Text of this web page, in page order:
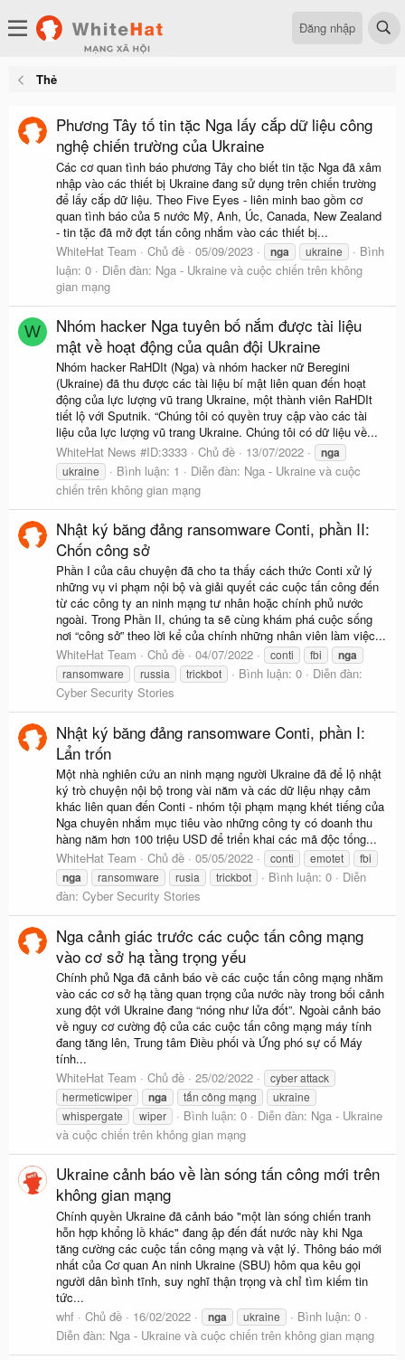
Đăng nhập
Thẻ
Phương Tây tố tin tặc Nga lấy cắp dữ liệu công
nghệ chiến trường của Ukraine
Các cơ quan tình báo phương Tây cho biết tin tặc Nga đã xâm
nhập vào các thiết bị Ukraine đang sử dụng trên chiến trường
để lấy cắp dữ liệu. Theo Five Eyes - liên minh bao gồm cơ
quan tình báo của 5 nước Mỹ, Anh, Úc, Canada, New Zealand
- tin tặc đã mở đợt tấn công nhắm vào các thiết bị...
WhiteHat Team
Chủ đề 05/09/2023 nga ukraine
Bình
luận: 0
Diễn đàn: Nga - Ukraine và cuộc chiến trên không
gian mạng
W
Nhóm hacker Nga tuyên bố nắm được tài liệu
mật về hoạt động của quân đội Ukraine
Nhóm hacker RaHDIt (Nga) và nhóm hacker nữ Beregini
(Ukraine) đã thu được các tài liệu bí mật liên quan đến hoạt
động của lực lượng vũ trang Ukraine, một thành viên RaHDIt
tiết lộ với Sputnik. “Chúng tôi có quyền truy cập vào các tài
liệu của lực lượng vũ trang Ukraine. Chúng tôi có dữ liệu về...
WhiteHat News #ID:3333
Chủ đề 13/07/2022 nga
ukraine Bình luận: 1 Diễn đàn: Nga - Ukraine và cuộc
chiến trên không gian mạng
Nhật ký băng đảng ransomware Conti, phần II:
Chốn công sở
Phần I của câu chuyện đã cho ta thấy cách thức Conti xử lý
những vụ vi phạm nội bộ và giải quyết các cuộc tấn công đến
từ các công ty an ninh mạng tư nhân hoặc chính phủ nước
ngoài. Trong Phần II, chúng ta sẽ cùng khám phá cuộc sống
nơi “công sở” theo lời kể của chính những nhân viên làm việc...
WhiteHat Team
Chủ đề 04/07/2022 conti fbi nga
ransomware russia trickbot Bình luận: 0
Diễn đàn:
Cyber Security Stories
Nhật ký băng đảng ransomware Conti, phần I:
Lẩn trốn
Một nhà nghiên cứu an ninh mạng người Ukraine đã để lộ nhật
ký trò chuyện nội bộ trong vài năm và các dữ liệu nhạy cảm
khác liên quan đến Conti - nhóm tội phạm mạng khét tiếng của
Nga chuyên nhắm mục tiêu vào những công ty có doanh thu
hàng năm hơn 100 triệu USD để triển khai các mã độc tống...
WhiteHat Team
Chủ đề 05/05/2022 conti emotet fbi
nga ransomware rusia trickbot Bình luận: 0
Diễn
đàn: Cyber Security Stories
Nga cảnh giác trước các cuộc tấn công mạng
vào cơ sở hạ tầng trọng yếu
Chính phủ Nga đã cảnh báo về các cuộc tấn công mạng nhằm
vào các cơ sở hạ tầng quan trọng của nước này trong bối cảnh
xung đột với Ukraine đang “nóng như lửa đốt”. Ngoài cảnh báo
về nguy cơ cường độ của các cuộc tấn công mạng máy tính
đang tăng lên, Trung tâm Điều phối và Ứng phó sự cố Máy
tính...
WhiteHat Team
Chủ đề 25/02/2022
cyber attack
hermeticwiper
nga tấn công mạng
ukraine
whispergate
wiper Bình luận: 0 Diễn đàn: Nga - Ukraine
và cuộc chiến trên không gian mạng
Ukraine cảnh báo về làn sóng tấn công mới trên
không gian mạng
Chính quyền Ukraine đã cảnh báo "một làn sóng chiến tranh
hỗn hợp khổng lồ khác" đang ập đến đất nước này khi Nga
tăng cường các cuộc tấn công mạng và vật lý. Thông báo mới
nhất của Cơ quan An ninh Ukraine (SBU) hôm qua kêu gọi
người dân bình tĩnh, suy nghĩ thận trọng và chỉ tìm kiếm tin
tức...
whf
Chủ đề 16/02/2022 nga ukraine
Bình luận: 0
Diễn đàn: Nga - Ukraine và cuộc chiến trên không gian mạng